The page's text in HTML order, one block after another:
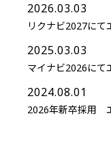
2026.03.03
リクナビ2027にて
2025.03.03
マイナビ2026にて
2024.08.01
2026年新卒採用